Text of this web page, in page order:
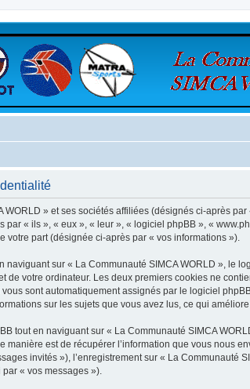
» et ses sociétés affiliées (désignés ci-après
« ils », « eux », « leur », « logiciel phpBB », «
votre part (désignée ci-après par « vos informations »).
sur « La Communauté SIMCA WORLD », le
votre ordinateur. Les deux premiers cookies ne
sont automatiquement assignés par le logiciel
sur les sujets que vous avez lus, ce qui
tout en naviguant sur « La Communauté SIMCA
est de récupérer l’information que vous nous
invités »), l’enregistrement sur « La Communauté
« vos messages »).